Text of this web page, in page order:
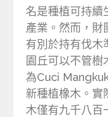
名是種植可持續
產業。然而，財
有別於持有伐木
園丘可以不管樹
為Cuci
新種植橡木。實
木僅有九千八百